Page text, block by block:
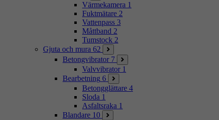
Värmekamera 1
Fuktmätare 2
Vattenpass 3
Måttband 2
Tumstock 2
Gjuta och mura 62
Betongvibrator 7
Valvvibrator 1
Bearbetning 6
Betongglättare 4
Sloda 1
Asfaltsraka 1
Blandare 10